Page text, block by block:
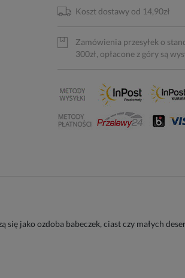
Koszt dostawy od 14,90zł
Zamówienia przesyłek o
300zł, opłacone z góry są
jako ozdoba babeczek, ciast czy małych